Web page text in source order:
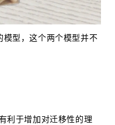
模型，这个两个模型并不
利于增加对迁移性的理